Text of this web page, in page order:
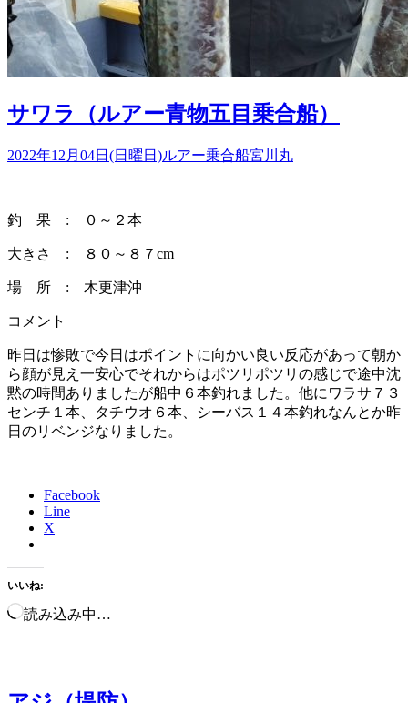
サワラ（ルアー青物五目乗合船）
2022年12月04日(日曜日)ルアー乗合船宮川丸
釣 果 : ０～２本
大きさ : ８０～８７cm
場 所 : 木更津沖
コメント
昨日は惨敗で今日はポイントに向かい良い反応があって朝か
ら顔が見え一安心でそれからはポツリポツリの感じで途中沈
黙の時間ありましたが船中６本釣れました。他にワラサ７３
センチ１本、タチウオ６本、シーバス１４本釣れなんとか昨
日のリベンジなりました。
Facebook
Line
X
いいね:
読み込み中…